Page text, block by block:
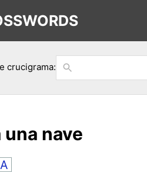
crucigrama:
una nave
A